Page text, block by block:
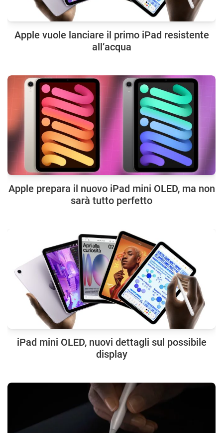
Apple vuole lanciare il primo iPad resistente
all’acqua
Apple prepara il nuovo iPad mini OLED, ma non
sarà tutto perfetto
iPad mini OLED, nuovi dettagli sul possibile
display